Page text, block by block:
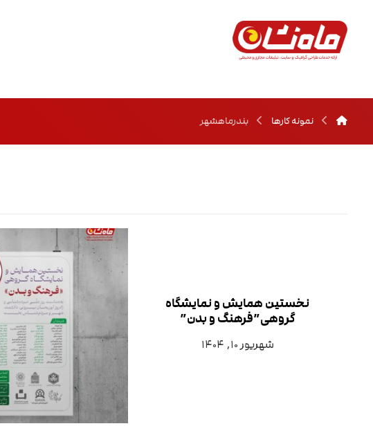
نمونه کارها بندرماهشهر
نخستین همایش و نمایشگاه
گروهی”فرهنگ و بدن”
شهریور ۱۰, ۱۴۰۴